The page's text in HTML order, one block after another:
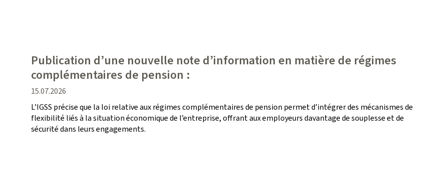
Publication d’une nouvelle note d’information en matière de régimes
complémentaires de pension :
date
de
publication
15.07.2026
L’IGSS précise que la loi relative aux régimes complémentaires de pension permet d’intégrer des mécanismes de
flexibilité liés à la situation économique de l’entreprise, offrant aux employeurs davantage de souplesse et de
sécurité dans leurs engagements.